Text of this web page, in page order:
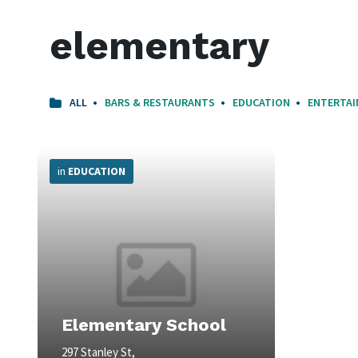
elementary
ALL BARS & RESTAURANTS EDUCATION
Elementary School
297 Stanley St,
in EDUCATION
Info